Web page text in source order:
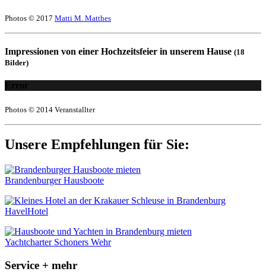
Photos © 2017 Matti M. Matthes
Impressionen von einer Hochzeitsfeier in unserem Hause (18
Bilder)
Error
Photos © 2014 Veranstallter
Unsere Empfehlungen für Sie:
Brandenburger Hausboote
HavelHotel
Yachtcharter Schoners Wehr
Service + mehr